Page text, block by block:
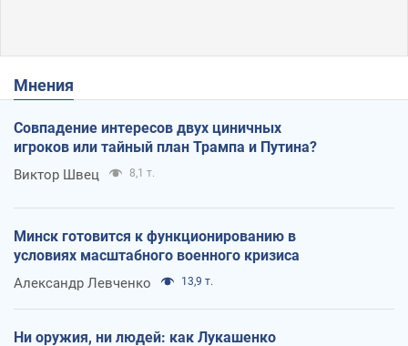
Мнения
Совпадение интересов двух циничных
игроков или тайный план Трампа и Путина?
Виктор Швец 8,1 т.
Минск готовится к функционированию в
условиях масштабного военного кризиса
Александр Левченко 13,9 т.
Ни оружия, ни людей: как Лукашенко